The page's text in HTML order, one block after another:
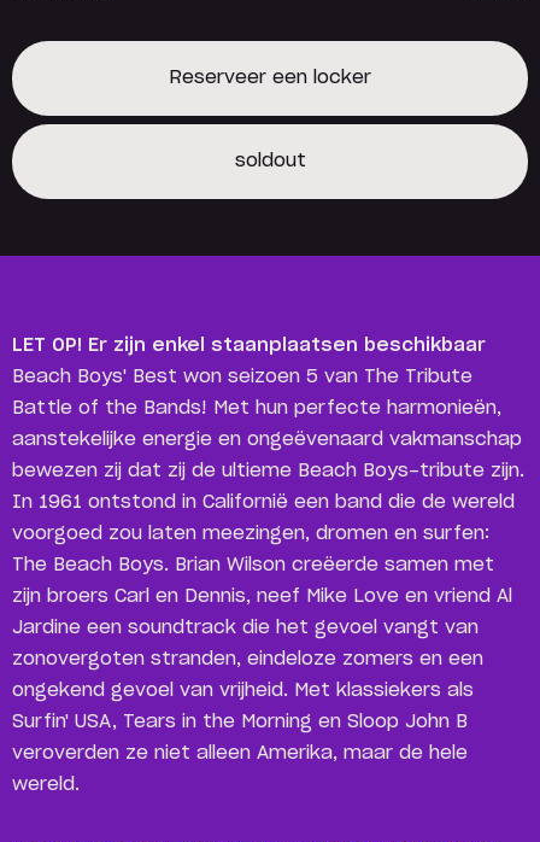
Reserveer een locker
Reserveer een locker
soldout
soldout
LET OP! Er zijn enkel staanplaatsen beschikbaar
Beach Boys' Best won seizoen 5 van The Tribute
Battle of the Bands! Met hun perfecte harmonieën,
aanstekelijke energie en ongeëvenaard vakmanschap
bewezen zij dat zij de ultieme Beach Boys-tribute zijn.
In 1961 ontstond in Californië een band die de wereld
voorgoed zou laten meezingen, dromen en surfen:
The Beach Boys. Brian Wilson creëerde samen met
zijn broers Carl en Dennis, neef Mike Love en vriend Al
Jardine een soundtrack die het gevoel vangt van
zonovergoten stranden, eindeloze zomers en een
ongekend gevoel van vrijheid. Met klassiekers als
Surfin' USA, Tears in the Morning en Sloop John B
veroverden ze niet alleen Amerika, maar de hele
wereld.